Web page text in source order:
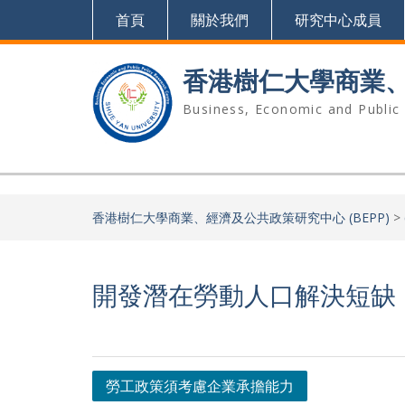
content
首頁 關於我們 研究中心成員
香港樹仁大學商業
Business, Economic and
香港樹仁大學商業、經濟及公共政策研究中心 (BEPP) >
開發潛在勞動人口解決短缺
Post
勞工政策須考慮企業承擔能力